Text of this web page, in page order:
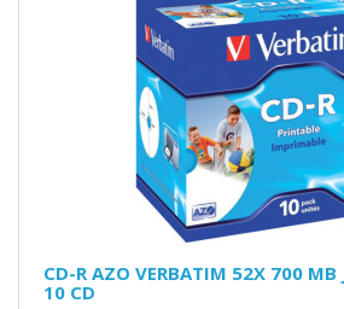
CD-R AZO VERBATIM 52X 700 MB
10 CD